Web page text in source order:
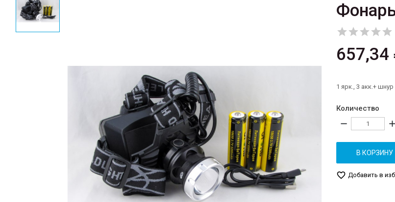

657,34
1 ярк., 3 акк.+
Количество
remove add
В КОРЗИНУ
favorite_border Добавить в